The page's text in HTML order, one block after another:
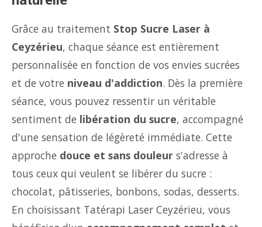
Grâce au traitement Stop Sucre Laser à
Ceyzérieu, chaque séance est entièrement
personnalisée en fonction de vos envies sucrées
et de votre niveau d'addiction. Dès la première
séance, vous pouvez ressentir un véritable
sentiment de libération du sucre, accompagné
d'une sensation de légèreté immédiate. Cette
approche douce et sans douleur s'adresse à
tous ceux qui veulent se libérer du sucre :
chocolat, pâtisseries, bonbons, sodas, desserts.
En choisissant Tatérapi Laser Ceyzérieu, vous